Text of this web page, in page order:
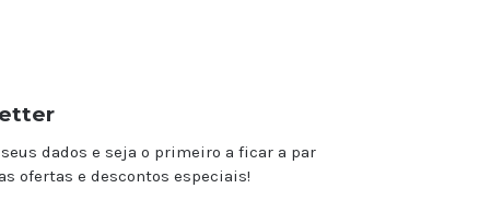
dados e seja o primeiro a ficar a par
ofertas e descontos especiais!